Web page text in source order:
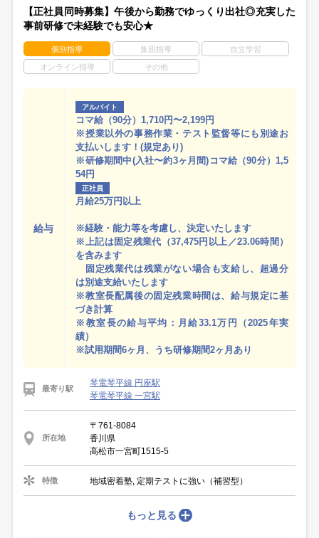
【正社員同時募集】午後から勤務でゆっくり出社◎充実した
事前研修で未経験でも安心★
個別指導 集団指導 自立学習
オンライン指導 その他
給与
アルバイト
コマ給（90分）1,710円〜2,199円
※授業以外の事務作業・テスト監督等にも別途お
支払いします！(規定あり)
※研修期間中(入社〜約3ヶ月間)コマ給（90分）1,5
54円
正社員
月給25万円以上
※経験・能力等を考慮し、決定いたします
※上記は固定残業代（37,475円以上／23.06時間）
を含みます
固定残業代は残業がない場合も支給し、超過分
は別途支給いたします
※教室長配属後の固定残業時間は、給与規定に基
づき計算
※教室長の給与平均：月給33.1万円（2025年実
績）
※試用期間6ヶ月、うち研修期間2ヶ月あり
最寄り駅
琴電琴平線 円座駅
琴電琴平線 一宮駅
所在地
〒761-8084
香川県
高松市一宮町1515-5
特徴 地域密着塾, 定期テストに強い（補習型）
もっと見る